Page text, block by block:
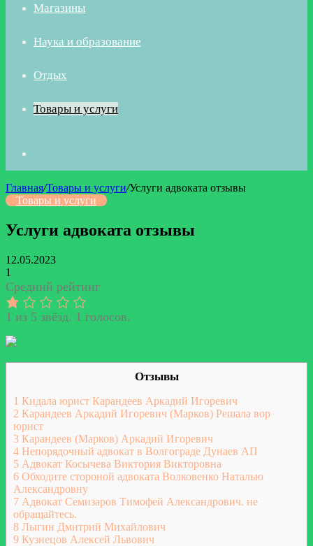
Магазины
Наука и образование
Отдых
Товары и услуги
Главная/Товары и услуги/Услуги адвоката отзывы
Товары и услуги
Услуги адвоката отзывы
12.05.2023
1
Средний рейтинг
1 из 5 звёзд. 1 голосов.
Отзывы
1 Кидала юрист Карандеев Аркадий Игоревич
2 Карандеев Аркадий Игоревич (Марков) Решала вор
юрист
3 Карандеев (Марков) Аркадий Игоревич
4 Непорядочный адвокат в Волгограде Дунаев АП
5 Адвокат Косычева Виктория Викторовна
6 Обходите стороной адвоката Волковенко Наталью
Александровну
7 Адвокат Семизаров Тимофей Александрович. не
обращайтесь.
8 Лыгин Дмитрий Михайлович
9 Кузнецов Алексей Львович